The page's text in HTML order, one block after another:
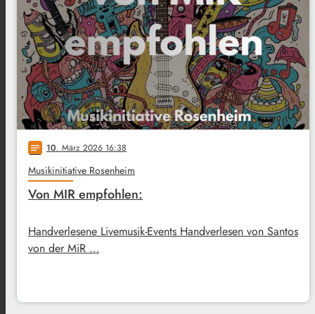
notes 10. März 2026 16:38
Musikinitiative Rosenheim
Von MIR empfohlen:
Handverlesene Livemusik-Events Handverlesen von Santos
von der MiR …